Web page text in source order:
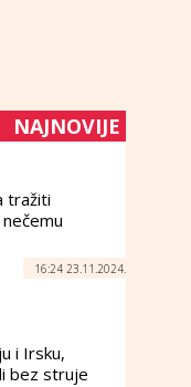
NAJNOVIJE
tražiti
16:24 23.11.2024.
i Irsku,
bez struje